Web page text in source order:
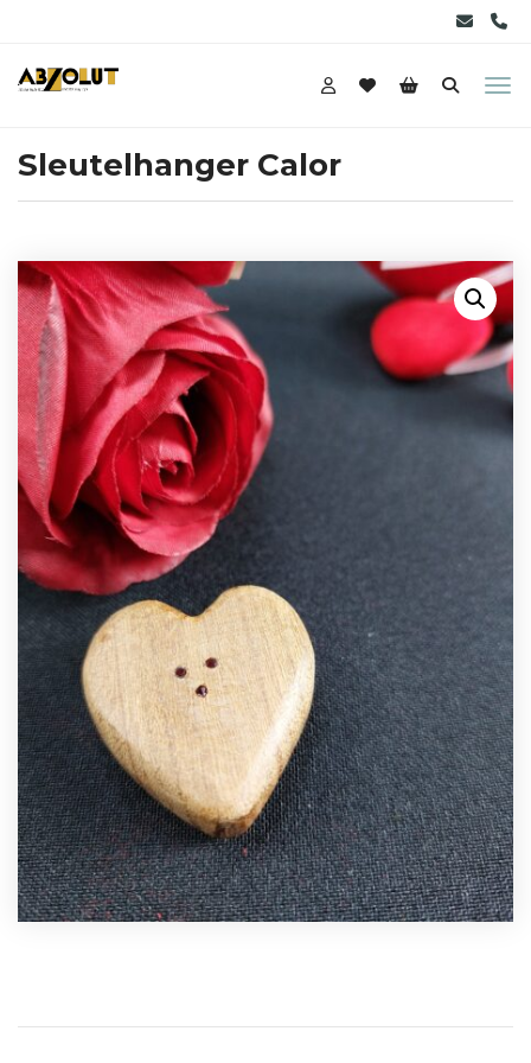
Sleutelhanger Calor